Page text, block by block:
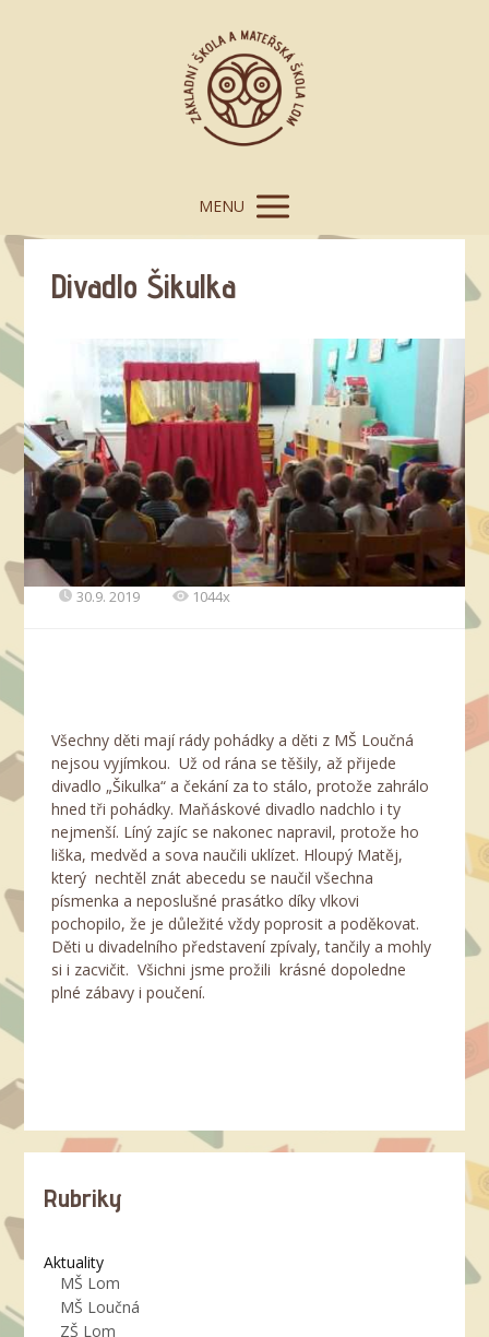
MENU
Divadlo Šikulka
30.9. 2019 1044x
Všechny děti mají rády pohádky a děti z MŠ Loučná
nejsou vyjímkou. Už od rána se těšily, až přijede
divadlo „Šikulka“ a čekání za to stálo, protože zahrálo
hned tři pohádky. Maňáskové divadlo nadchlo i ty
nejmenší. Líný zajíc se nakonec napravil, protože ho
liška, medvěd a sova naučili uklízet. Hloupý Matěj,
který nechtěl znát abecedu se naučil všechna
písmenka a neposlušné prasátko díky vlkovi
pochopilo, že je důležité vždy poprosit a poděkovat.
Děti u divadelního představení zpívaly, tančily a mohly
si i zacvičit. Všichni jsme prožili krásné dopoledne
plné zábavy i poučení.
Rubriky
Aktuality
MŠ Lom
MŠ Loučná
ZŠ Lom